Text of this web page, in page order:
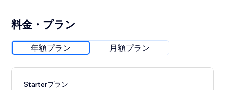
料金・プラン
年額プラン 月額プラン
Starterプラン